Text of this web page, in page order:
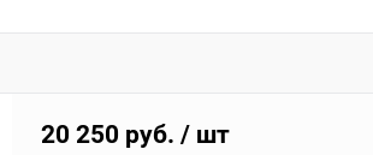
20 250 руб. / шт